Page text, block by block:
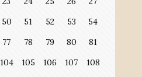
50 51 52 53
54
77 78 79 80
81
104 105 106 107
108